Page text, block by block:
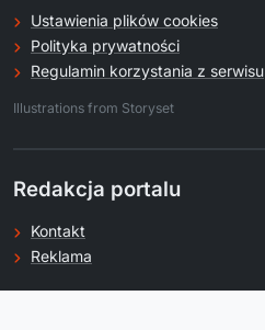
Ustawienia plików cookies
Polityka prywatności
Regulamin korzystania z serwisu
Illustrations from Storyset
Redakcja portalu
Kontakt
Reklama